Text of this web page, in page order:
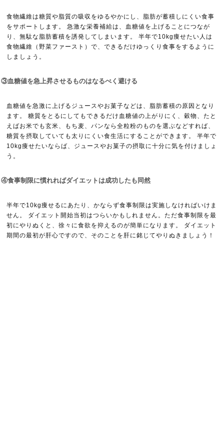
食物繊維は糖質や脂質の吸収をゆるやかにし、脂肪が蓄積しにくい食事
をサポートします。 急激な栄養補給は、血糖値を上げることにつなが
り、無駄な脂肪蓄積を誘発してしまいます。 半年で10kg痩せたい人は
食物繊維（野菜ファースト）で、できるだけゆっくり食事をするように
しましょう。
③血糖値を急上昇させるものはなるべく避ける
血糖値を急激に上げるジュースやお菓子などは、脂肪蓄積の原因となり
ます。 糖質をとるにしてもできるだけ血糖値の上がりにく、穀物、たと
えばお米でも玄米、もち麦、パンなら全粒粉のものを選ぶなどすれば、
糖質を摂取していても太りにくい食生活にすることができます。 半年で
10kg痩せたいならば、ジュースやお菓子の摂取に十分に気を付けましょ
う。
④食事制限に慣れればダイエットは成功したも同然
半年で10kg痩せるにあたり、かならず食事制限は実施しなければいけま
せん。 ダイエット開始当初はつらいかもしれません。ただ食事制限を最
初にやりぬくと、徐々に食欲を抑えるのが簡単になります。 ダイエット
期間の最初が肝心ですので、そのことを肝に銘じてやりぬきましょう！